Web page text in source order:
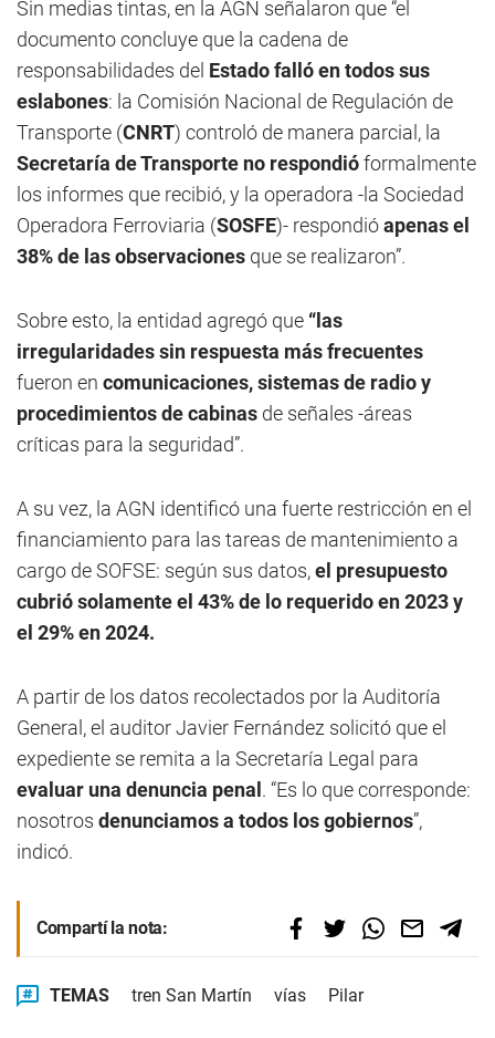
Sin medias tintas, en la AGN señalaron que “el
documento concluye que la cadena de
responsabilidades del Estado falló en todos sus
eslabones: la Comisión Nacional de Regulación de
Transporte (CNRT) controló de manera parcial, la
Secretaría de Transporte no respondióformalmente
los informes que recibió, y la operadora -la Sociedad
Operadora Ferroviaria (SOSFE)- respondióapenas el
38% de las observaciones que se realizaron”.
Sobre esto, la entidad agregó que “las
irregularidades sin respuesta más frecuentes
fueron en comunicaciones, sistemas de radio y
procedimientos de cabinas de señales -áreas
críticas para la seguridad”.
A su vez, la AGN identificó una fuerte restricción en el
financiamiento para las tareas de mantenimiento a
cargo de SOFSE: según sus datos,el presupuesto
cubrió solamente el 43% de lo requerido en 2023 y
el 29% en 2024.
A partir de los datos recolectados por la Auditoría
General, el auditor Javier Fernández solicitó que el
expediente se remita a la Secretaría Legal para
evaluar una denuncia penal . “Es lo que corresponde:
nosotros denunciamos a todos los gobiernos”,
indicó.
Compartí la nota:
TEMAS tren San Martín vías Pilar